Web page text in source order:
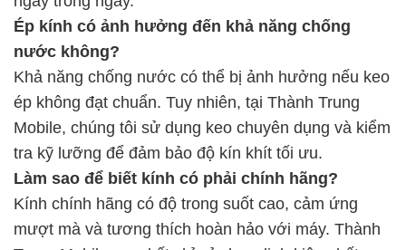
Ép kính có ảnh hưởng đến khả năng chống
nước không?
Khả năng chống nước có thể bị ảnh hưởng nếu keo
ép không đạt chuẩn. Tuy nhiên, tại Thành Trung
Mobile, chúng tôi sử dụng keo chuyên dụng và kiểm
tra kỹ lưỡng để đảm bảo độ kín khít tối ưu.
Làm sao để biết kính có phải chính hãng?
Kính chính hãng có độ trong suốt cao, cảm ứng
mượt mà và tương thích hoàn hảo với máy. Thành